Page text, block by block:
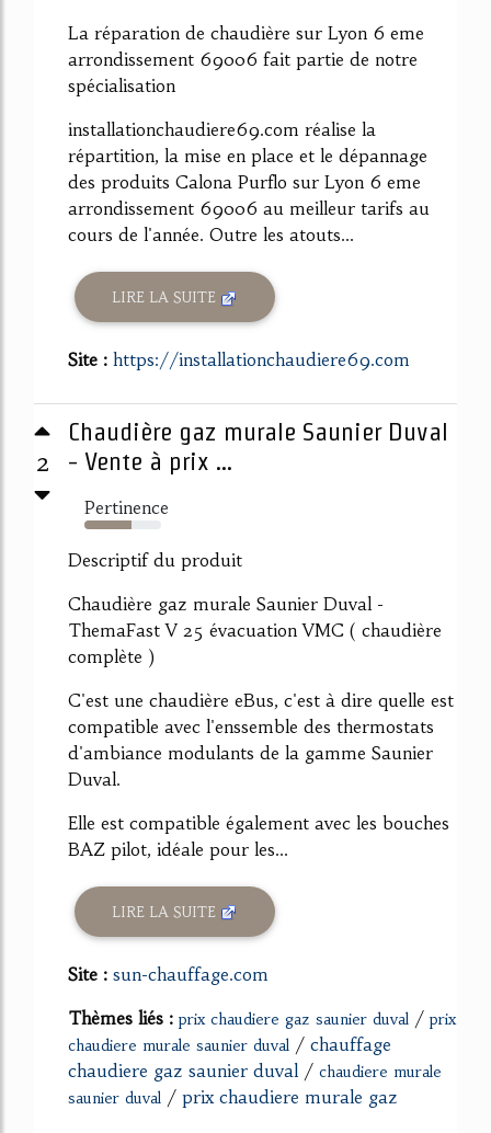
La réparation de chaudière sur Lyon 6 eme
arrondissement 69006 fait partie de notre
spécialisation
installationchaudiere69.com réalise la
répartition, la mise en place et le dépannage
des produits Calona Purflo sur Lyon 6 eme
arrondissement 69006 au meilleur tarifs au
cours de l'année. Outre les atouts...
LIRE LA SUITE
Site : https://installationchaudiere69.com
2
Chaudière gaz murale Saunier Duval
- Vente à prix ...
Pertinence
61%
Descriptif du produit
Chaudière gaz murale Saunier Duval -
ThemaFast V 25 évacuation VMC ( chaudière
complète )
C'est une chaudière eBus, c'est à dire quelle est
compatible avec l'enssemble des thermostats
d'ambiance modulants de la gamme Saunier
Duval.
Elle est compatible également avec les bouches
BAZ pilot, idéale pour les...
LIRE LA SUITE
Site : sun-chauffage.com
Thèmes liés : prix chaudiere gaz saunier duval / prix
chaudiere murale saunier duval / chauffage
chaudiere gaz saunier duval / chaudiere murale
saunier duval / prix chaudiere murale gaz